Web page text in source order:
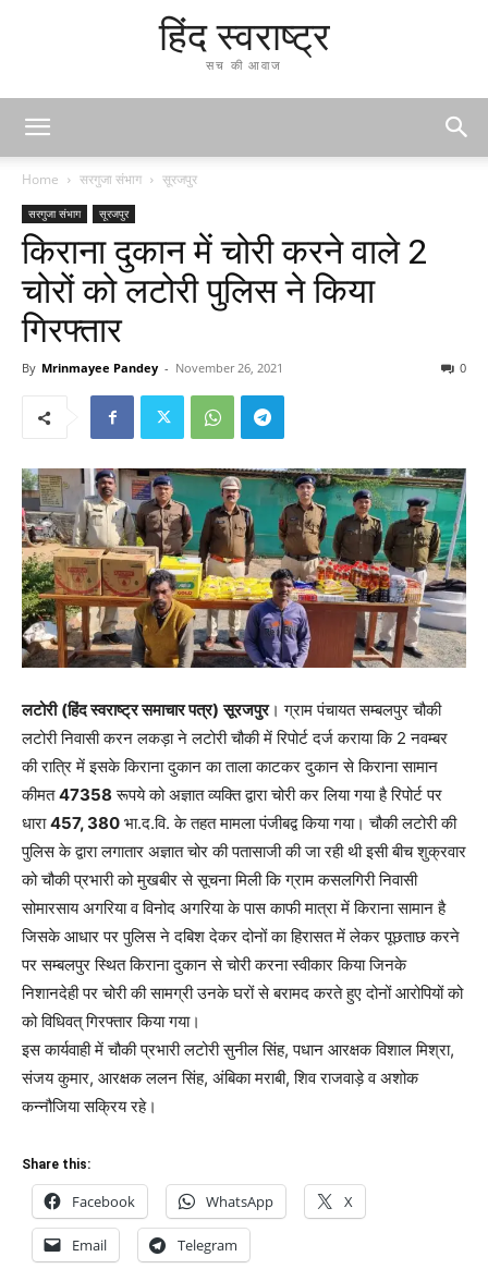
हिंद स्वराष्ट्र
सच की आवाज
Home सरगुजा संभाग सूरजपुर
सरगुजा संभाग सूरजपुर
किराना दुकान में चोरी करने वाले 2
चोरों को लटोरी पुलिस ने किया
गिरफ्तार
By Mrinmayee Pandey - November 26, 2021 0
लटोरी (हिंद स्वराष्ट्र समाचार पत्र) सूरजपुर। ग्राम पंचायत सम्बलपुर चौकी
लटोरी निवासी करन लकड़ा ने लटोरी चौकी में रिपोर्ट दर्ज कराया कि 2 नवम्बर
की रात्रि में इसके किराना दुकान का ताला काटकर दुकान से किराना सामान
कीमत47358 रूपये को अज्ञात व्यक्ति द्वारा चोरी कर लिया गया है रिपोर्ट पर
धारा457, 380 भा.द.वि. के तहत मामला पंजीबद्व किया गया। चौकी लटोरी की
पुलिस के द्वारा लगातार अज्ञात चोर की पतासाजी की जा रही थी इसी बीच शुक्रवार
को चौकी प्रभारी को मुखबीर से सूचना मिली कि ग्राम कसलगिरी निवासी
सोमारसाय अगरिया व विनोद अगरिया के पास काफी मात्रा में किराना सामान है
जिसके आधार पर पुलिस ने दबिश देकर दोनों का हिरासत में लेकर पूछताछ करने
पर सम्बलपुर स्थित किराना दुकान से चोरी करना स्वीकार किया जिनके
निशानदेही पर चोरी की सामग्री उनके घरों से बरामद करते हुए दोनों आरोपियों को
को विधिवत् गिरफ्तार किया गया।
इस कार्यवाही में चौकी प्रभारी लटोरी सुनील सिंह, पधान आरक्षक विशाल मिश्रा,
संजय कुमार, आरक्षक ललन सिंह, अंबिका मराबी, शिव राजवाड़े व अशोक
कन्नौजिया सक्रिय रहे।
Share this:
Facebook WhatsApp X
Email Telegram